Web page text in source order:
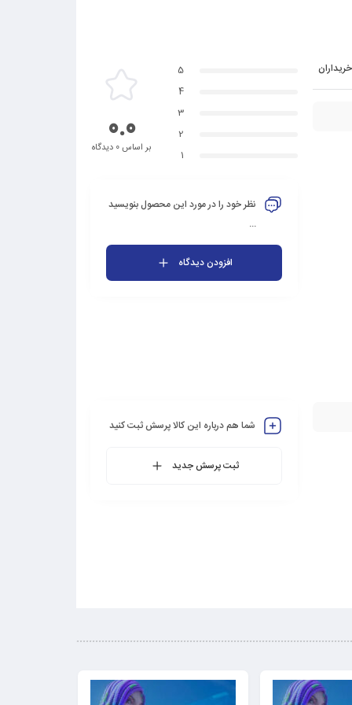
5
4
3
2
1
0.0بر اساس 0 دیدگاه
نظر خود را در مورد این محصول بنویسید
...
افزودن دیدگاه
شما هم درباره این کالا پرسش ثبت کنید
ثبت پرسش جدید